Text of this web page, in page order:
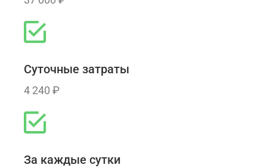
Суточные затраты
4 240 ₽
За каждые сутки